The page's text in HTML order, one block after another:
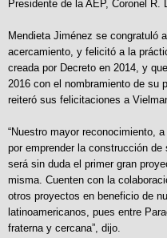
Presidente de la AEP, Coronel R.
Mendieta Jiménez se congratuló
acercamiento, y felicitó a la
creada por Decreto en 2014, y
2016 con el nombramiento de su
reiteró sus felicitaciones a
“Nuestro mayor reconocimiento,
por emprender la construcción
será sin duda el primer gran
misma. Cuenten con la
otros proyectos en beneficio de
latinoamericanos, pues entre
fraterna y cercana”, dijo.